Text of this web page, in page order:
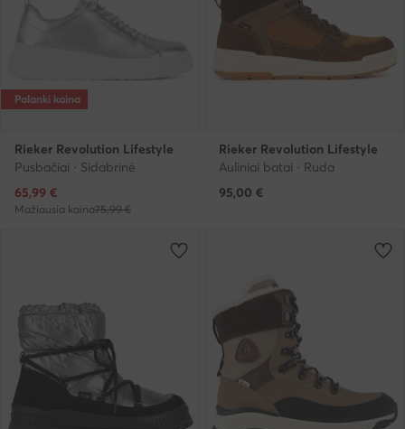
Palanki kaina
Rieker Revolution Lifestyle
Pusbačiai · Sidabrinė
Dabartinė kaina
65,99 €
Mažiausia kaina75,99 €
Rieker Revolution Lifestyle
Auliniai batai · Ruda
95,00 €